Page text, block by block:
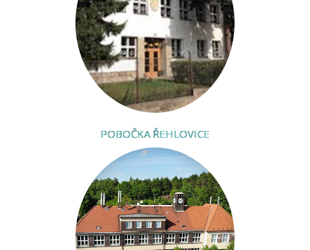
POBOČKA ŘEHLOVICE